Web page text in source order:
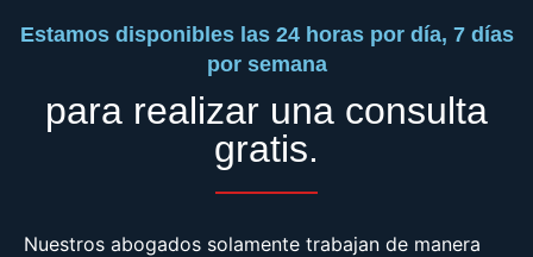
Estamos disponibles las 24 horas por día, 7 días
por semana
para realizar una consulta
gratis.
Nuestros abogados solamente trabajan de manera